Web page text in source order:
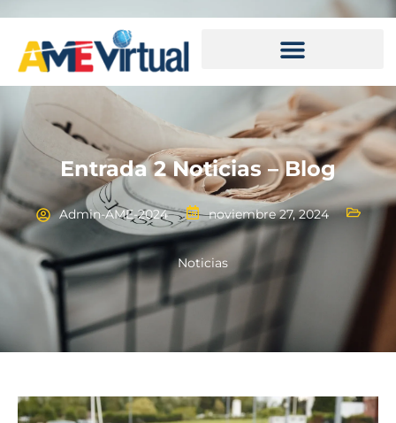
Entrada 2 Noticias – Blog
Admin-AME-2024 noviembre 27, 2024
Noticias